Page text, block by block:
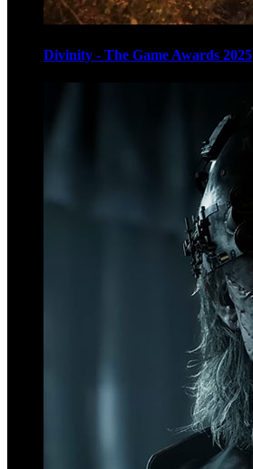
Divinity - The Game Awards 2025